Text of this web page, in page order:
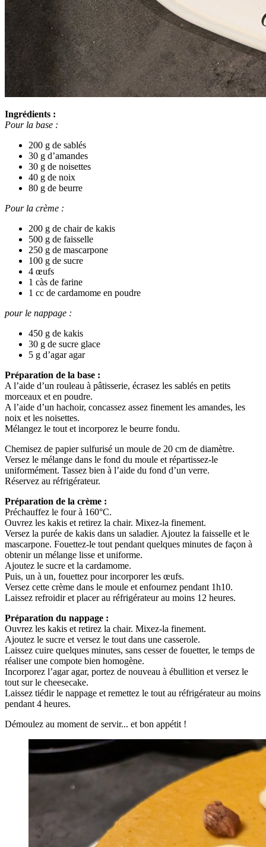
Ingrédients :
Pour la base :
200 g de sablés
30 g d’amandes
30 g de noisettes
40 g de noix
80 g de beurre
Pour la crème :
200 g de chair de kakis
500 g de faisselle
250 g de mascarpone
100 g de sucre
4 œufs
1 càs de farine
1 cc de cardamome en poudre
pour le nappage :
450 g de kakis
30 g de sucre glace
5 g d’agar agar
Préparation de la base :
A l’aide d’un rouleau à pâtisserie, écrasez les sablés en petits
morceaux et en poudre.
A l’aide d’un hachoir, concassez assez finement les amandes, les
noix et les noisettes.
Mélangez le tout et incorporez le beurre fondu.
Chemisez de papier sulfurisé un moule de 20 cm de diamètre.
Versez le mélange dans le fond du moule et répartissez-le
uniformément. Tassez bien à l’aide du fond d’un verre.
Réservez au réfrigérateur.
Préparation de la crème :
Préchauffez le four à 160°C.
Ouvrez les kakis et retirez la chair. Mixez-la finement.
Versez la purée de kakis dans un saladier. Ajoutez la faisselle et le
mascarpone. Fouettez-le tout pendant quelques minutes de façon à
obtenir un mélange lisse et uniforme.
Ajoutez le sucre et la cardamome.
Puis, un à un, fouettez pour incorporer les œufs.
Versez cette crème dans le moule et enfournez pendant 1h10.
Laissez refroidir et placer au réfrigérateur au moins 12 heures.
Préparation du nappage :
Ouvrez les kakis et retirez la chair. Mixez-la finement.
Ajoutez le sucre et versez le tout dans une casserole.
Laissez cuire quelques minutes, sans cesser de fouetter, le temps de
réaliser une compote bien homogène.
Incorporez l’agar agar, portez de nouveau à ébullition et versez le
tout sur le cheesecake.
Laissez tiédir le nappage et remettez le tout au réfrigérateur au moins
pendant 4 heures.
Démoulez au moment de servir... et bon appétit !